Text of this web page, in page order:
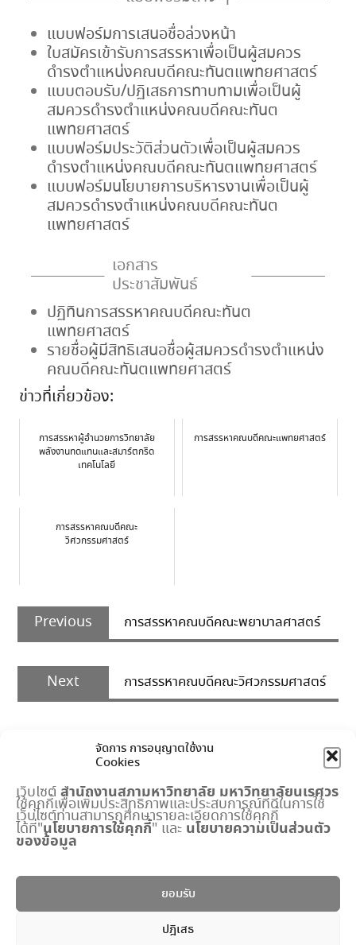
จัดการ การอนุญาตใช้งาน
Cookies
เว็บไซต์สำนักงานสภามหาวิทยาลัย มหาวิทยาลัยนเรศวร
ใช้คุกกี้เพื่อเพิ่มประสิทธิภาพและประสบการณ์ที่ดีในการใช้
เว็บไซต์ท่านสามารถศึกษารายละเอียดการใช้คุกกี้
ได้ที่"นโยบายการใช้คุกกี้" และ นโยบายความเป็นส่วนตัว
ของข้อมูล
ยอมรับ
ปฎิเสธ
แบบฟอร์มการเสนอชื่อล่วงหน้า
ใบสมัครเข้ารับการสรรหาเพื่อเป็นผู้สมควร
ดำรงตำแหน่งคณบดีคณะทันตแพทยศาสตร์
แบบตอบรับ/ปฏิเสธการทาบทามเพื่อเป็นผู้
สมควรดำรงตำแหน่งคณบดีคณะทันต
แพทยศาสตร์
แบบฟอร์มประวัติส่วนตัวเพื่อเป็นผู้สมควร
ดำรงตำแหน่งคณบดีคณะทันตแพทยศาสตร์
แบบฟอร์มนโยบายการบริหารงานเพื่อเป็นผู้
สมควรดำรงตำแหน่งคณบดีคณะทันต
แพทยศาสตร์
เอกสาร
ประชาสัมพันธ์
ปฏิทินการสรรหาคณบดีคณะทันต
แพทยศาสตร์
รายชื่อผู้มีสิทธิเสนอชื่อผู้สมควรดำรงตำแหน่ง
คณบดีคณะทันตแพทยศาสตร์
ข่าวที่เกี่ยวข้อง:
การสรรหาผู้อำนวยการวิทยาลัย
พลังงานทดแทนและสมาร์ตกริด
เทคโนโลยี
การสรรหาคณบดีคณะแพทยศาสตร์
การสรรหาคณบดีคณะ
วิศวกรรมศาสตร์
Post
navigation
Previous
Previous
post:
การสรรหาคณบดีคณะพยาบาลศาสตร์
Next
post:
การสรรหาคณบดีคณะวิศวกรรมศาสตร์
เมนูด่วน
กำหนดการประชุมสภามหาวิทยาลัย
พระราชบัญญัติ มหาวิทยาลัยนเรศวร
ปริญญาดุษฎีบัณฑิตกิตติมศักดิ์